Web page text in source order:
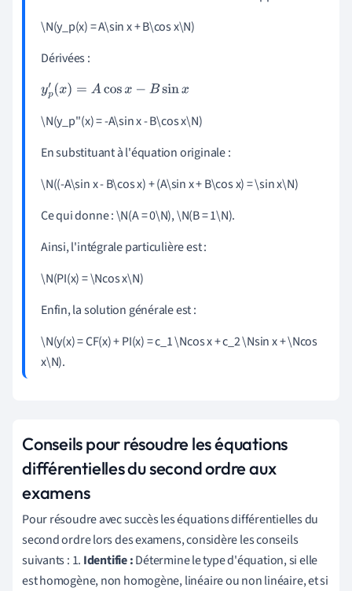
\N(y_p(x) = A\sin x + B\cos x\N)
Dérivées :
yp′(x)= Acosx−Bsin x
\N(y_p''(x) = -A\sin x - B\cos x\N)
En substituant à l'équation originale :
\N((-A\sin x - B\cos x) + (A\sin x + B\cos x) = \sin x\N)
Ce qui donne : \N(A = 0\N), \N(B = 1\N).
Ainsi, l'intégrale particulière est :
\N(PI(x) = \Ncos x\N)
Enfin, la solution générale est :
\N(y(x) = CF(x) + PI(x) = c_1 \Ncos x + c_2 \Nsin x + \Ncos
x\N).
Conseils pour résoudre les équations
différentielles du second ordre aux
examens
Pour résoudre avec succès les équations différentielles du
second ordre lors des examens, considère les conseils
suivants : 1. Identifie :Détermine le type d'équation, si elle
est homogène, non homogène, linéaire ou non linéaire, et si